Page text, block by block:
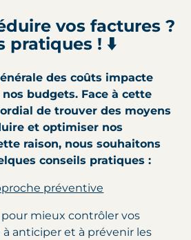
vos factures ?
pratiques ! ⬇️
des coûts impacte
budgets. Face à cette
de trouver des moyens
et optimiser nos
raison, nous souhaitons
conseils pratiques :
préventive
mieux contrôler vos
anticiper et à prévenir les